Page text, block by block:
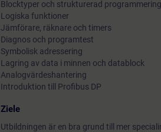
Blocktyper och strukturerad programmering
Logiska funktioner
Jämförare, räknare och timers
Diagnos och programtest
Symbolisk adressering
Lagring av data i minnen och datablock
Analogvärdeshantering
Introduktion till Profibus DP
Ziele
Utbildningen är en bra grund till mer